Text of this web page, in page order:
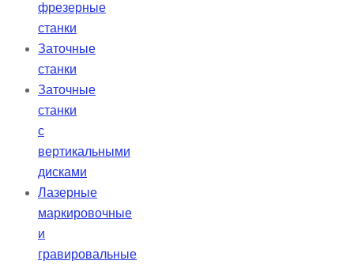
фрезерные
станки
Заточные
станки
Заточные
станки
с
вертикальными
дисками
Лазерные
маркировочные
и
гравировальные